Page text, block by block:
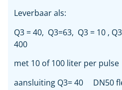
Leverbaar als:
Q3 = 40, Q3=63, Q3 = 10 ,
400
met 10 of 100 liter per pulse
aansluiting Q3= 40 DN50